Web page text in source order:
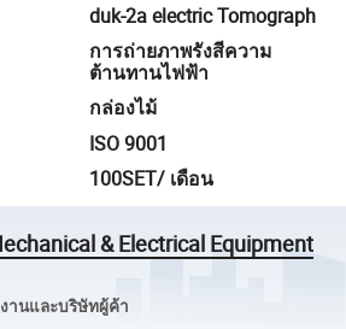
duk-2a electric Tomograph
การถ่ายภาพรังสีความ
ต้านทานไฟฟ้า
กล่องไม้
ISO 9001
100SET/ เดือน
& Electrical Equipment
านและบริษัทผู้ค้า